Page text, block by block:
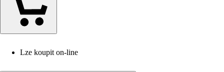
Lze koupit on-line